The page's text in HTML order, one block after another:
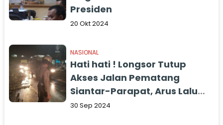
Presiden
20 Okt 2024
NASIONAL
Hati hati ! Longsor Tutup
Akses Jalan Pematang
Siantar-Parapat, Arus Lalu
Lintas Sempat Terganggu
30 Sep 2024